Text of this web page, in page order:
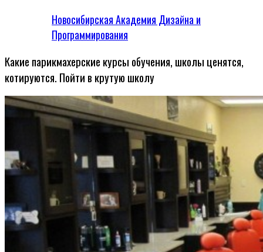
Новосибирская Академия Дизайна и
Программирования
Какие парикмахерские курсы обучения, школы ценятся,
котируются. Пойти в крутую школу